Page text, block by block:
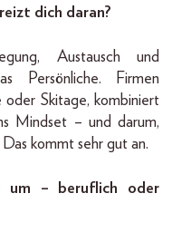
dich daran?
Austausch und
Persönliche. Firmen
Skitage, kombiniert
Mindset – und darum,
kommt sehr gut an.
– beruflich oder